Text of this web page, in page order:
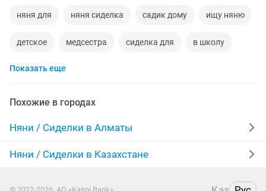
няня для няня сиделка садик дому ищу няню
детское медсестра сиделка для в школу
няня срочно
работа на дому няни для детей
няня для детей выходные
Показать еще
Похожие в городах
Няни / Сиделки в Алматы
Няни / Сиделки в Казахстане